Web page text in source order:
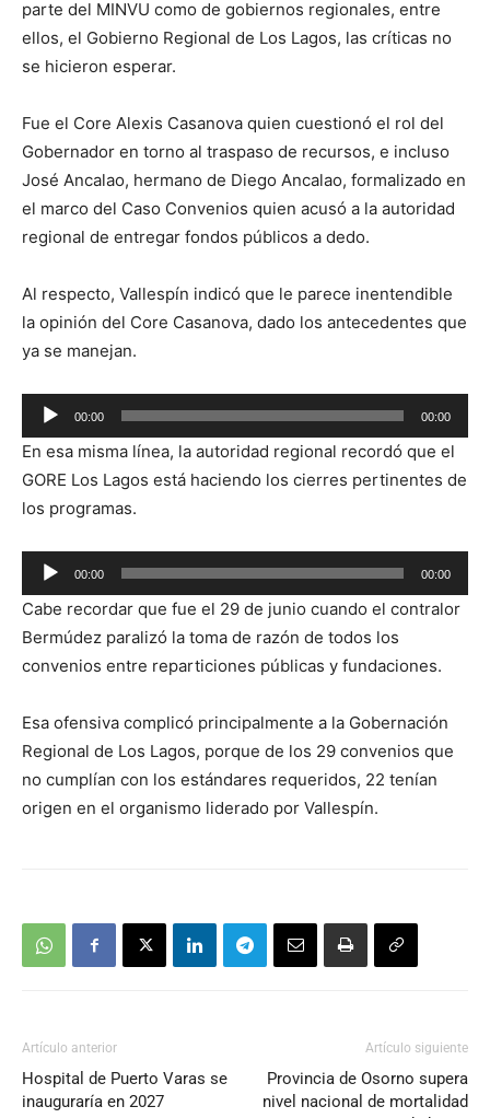
parte del MINVU como de gobiernos regionales, entre
ellos, el Gobierno Regional de Los Lagos, las críticas no
se hicieron esperar.
Fue el Core Alexis Casanova quien cuestionó el rol del
Gobernador en torno al traspaso de recursos, e incluso
José Ancalao, hermano de Diego Ancalao, formalizado en
el marco del Caso Convenios quien acusó a la autoridad
regional de entregar fondos públicos a dedo.
Al respecto, Vallespín indicó que le parece inentendible
la opinión del Core Casanova, dado los antecedentes que
ya se manejan.
Reproductor
de
audio
00:00 00:00
En esa misma línea, la autoridad regional recordó que el
GORE Los Lagos está haciendo los cierres pertinentes de
los programas.
Reproductor
de
audio
00:00 00:00
Cabe recordar que fue el 29 de junio cuando el contralor
Bermúdez paralizó la toma de razón de todos los
convenios entre reparticiones públicas y fundaciones.
Esa ofensiva complicó principalmente a la Gobernación
Regional de Los Lagos, porque de los 29 convenios que
no cumplían con los estándares requeridos, 22 tenían
origen en el organismo liderado por Vallespín.
Artículo anterior
Hospital de Puerto Varas se
inauguraría en 2027
Artículo siguiente
Provincia de Osorno supera
nivel nacional de mortalidad